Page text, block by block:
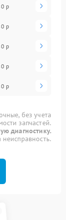
р
р
р
р
р
без учета
запчастей.
диагностику.